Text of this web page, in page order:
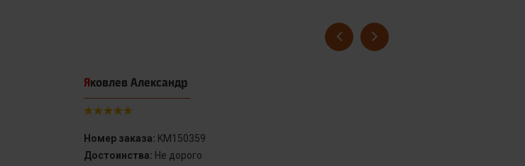
Яковлев Александр
Номер заказа: KM150359
Достоинства: Не дорого